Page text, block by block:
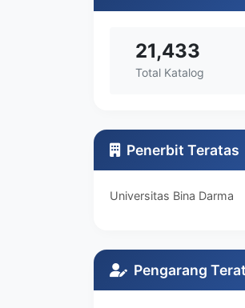
21,433
Total Katalog
Penerbit Teratas
Universitas Bina Darma
Pengarang